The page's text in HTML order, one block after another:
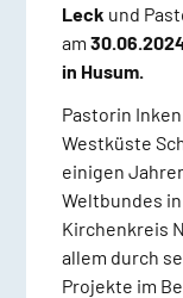
Leck und
am
in Husum.
Pastorin
Westküste
einigen
Weltbundes
Kirchenkreis
allem durch
Projekte im